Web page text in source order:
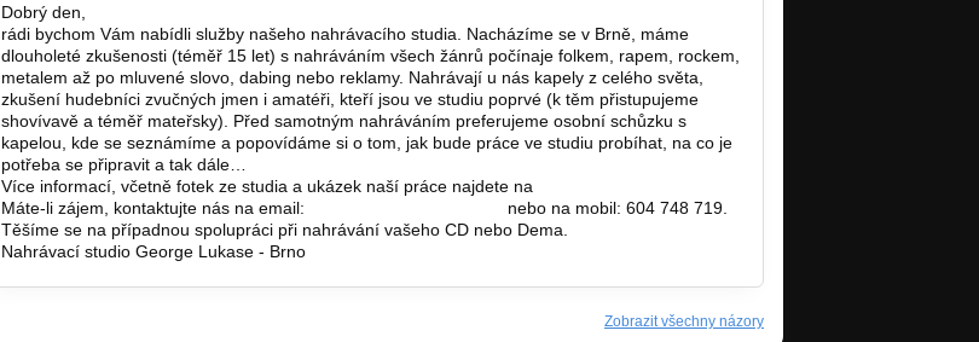
Dobrý den,
rádi bychom Vám nabídli služby našeho nahrávacího studia. Nacházíme se v Brně, máme
dlouholeté zkušenosti (téměř 15 let) s nahráváním všech žánrů počínaje folkem, rapem, rockem,
metalem až po mluvené slovo, dabing nebo reklamy. Nahrávají u nás kapely z celého světa,
zkušení hudebníci zvučných jmen i amatéři, kteří jsou ve studiu poprvé (k těm přistupujeme
shovívavě a téměř mateřsky). Před samotným nahráváním preferujeme osobní schůzku s
kapelou, kde se seznámíme a popovídáme si o tom, jak bude práce ve studiu probíhat, na co je
potřeba se připravit a tak dále…
Více informací, včetně fotek ze studia a ukázek naší práce najdete na
Máte-li zájem, kontaktujte nás na email:
nebo na mobil: 604 748 719.
Těšíme se na případnou spolupráci při nahrávání vašeho CD nebo Dema.
Nahrávací studio George Lukase - Brno
Zobrazit všechny názory